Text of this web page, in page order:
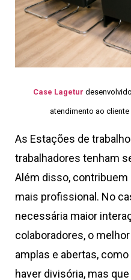
Case Lagetur
atendimento ao
As Estações de
trabalhadores tenham
Além disso,
mais profissional. No
necessária maior
colaboradores, o
amplas e abertas,
haver divisória, mas